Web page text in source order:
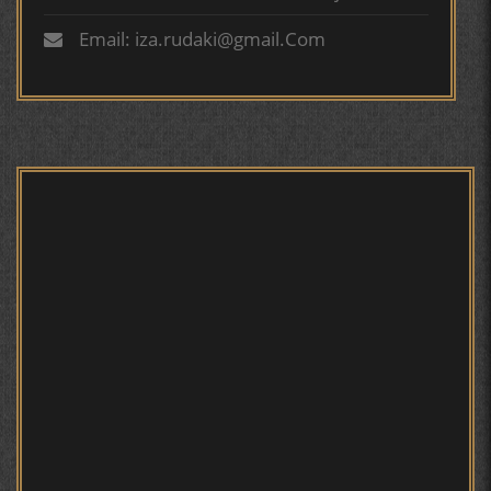
ТАСАВВУРИ МАРДУМ ДАР ХУСУСИ ИШҚИ РӮДАКӢ
Email: iza.rudaki@gmail.Com